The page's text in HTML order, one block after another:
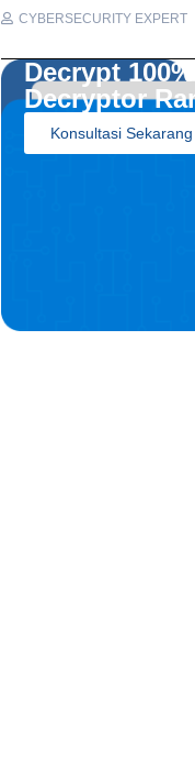
CYBERSECURITY EXPERT
Decrypt
Decryptor
Konsultasi Sekarang